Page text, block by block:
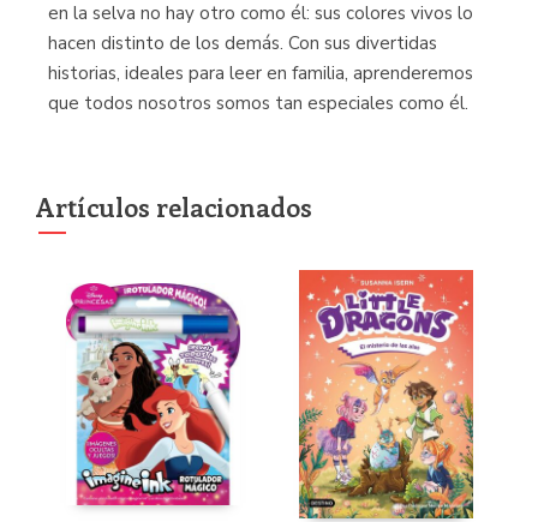
en la selva no hay otro como él: sus colores vivos lo
hacen distinto de los demás. Con sus divertidas
historias, ideales para leer en familia, aprenderemos
que todos nosotros somos tan especiales como él.
Artículos relacionados